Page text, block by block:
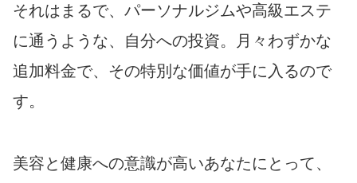
それはまるで、パーソナルジムや高級エステ
に通うような、自分への投資。月々わずかな
追加料金で、その特別な価値が手に入るので
す。
美容と健康への意識が高いあなたにとって、